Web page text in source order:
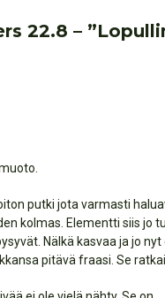
22.8 –
putki jota varmasti
kolmas. Elementti siis jo
Nälkä kasvaa ja jo nyt
pitävä fraasi. Se